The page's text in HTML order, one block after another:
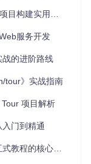
开浏览器访问
构建实用技能
服务开发
的进阶路线
tour》实战指南
项目解析
门到精通
程的核心方法